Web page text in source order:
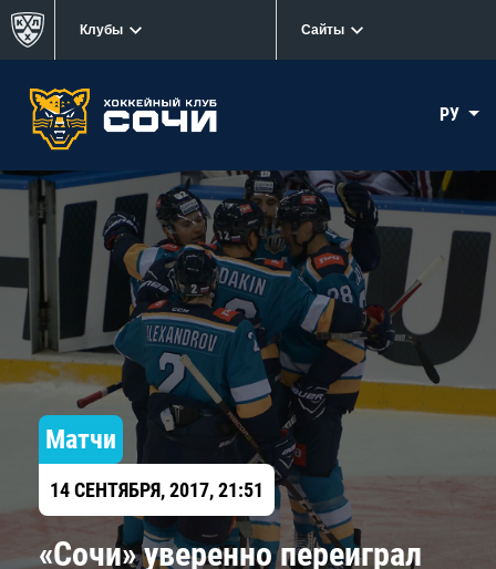
Клубы Сайты
РУ
Матчи
14 СЕНТЯБРЯ, 2017, 21:51
«Сочи» уверенно переиграл